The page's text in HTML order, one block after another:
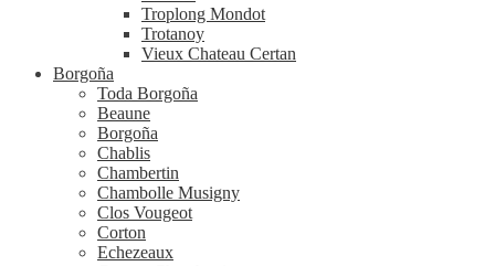
Troplong Mondot
Trotanoy
Vieux Chateau Certan
Borgoña
Toda Borgoña
Beaune
Borgoña
Chablis
Chambertin
Chambolle Musigny
Clos Vougeot
Corton
Echezeaux